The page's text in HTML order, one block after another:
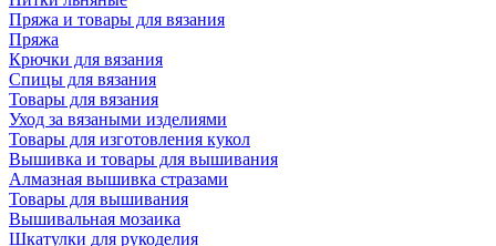
Пряжа и товары для вязания
Пряжа
Крючки для вязания
Спицы для вязания
Товары для вязания
Уход за вязаными изделиями
Товары для изготовления кукол
Вышивка и товары для вышивания
Алмазная вышивка стразами
Товары для вышивания
Вышивальная мозаика
Шкатулки для рукоделия